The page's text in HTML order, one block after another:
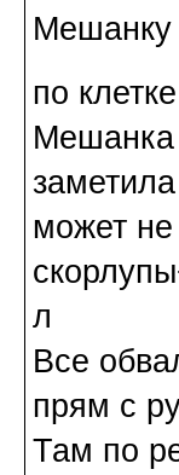
Мешанку
по
Мешанка
может
л
Все
прям с
Там по